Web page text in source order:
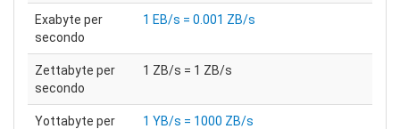
Exabyte per
secondo
1 EB/s = 0.001 ZB/s
Zettabyte per
secondo
1 ZB/s = 1 ZB/s
Yottabyte per
1 YB/s = 1000 ZB/s